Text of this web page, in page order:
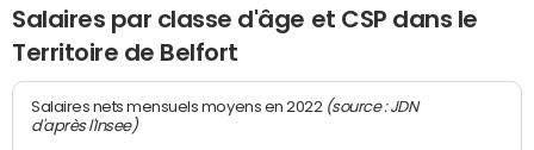
Salaires par classe d'âge et CSP dans le
Territoire de Belfort
Salaires nets mensuels moyens en 2022 (source : JDN
d'après l'Insee)